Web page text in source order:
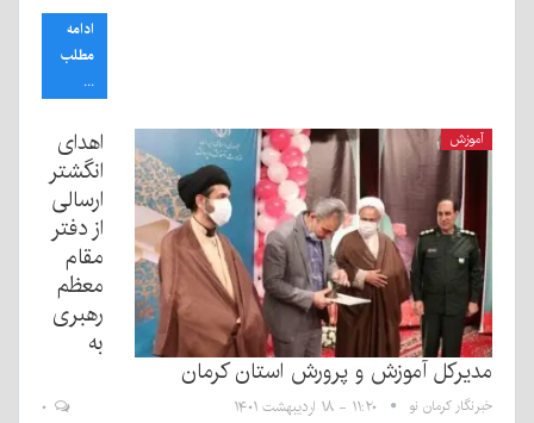
ادامه
مطلب
...
آموزش
اهدای
انگشتر
ارسالی
از دفتر
مقام
معظم
رهبری
به
مدیرکل آموزش و پرورش استان کرمان
خبرنگار کرمان نو ۱۱:۲۰ - ۱۸ اردیبهشت ۱۴۰۱